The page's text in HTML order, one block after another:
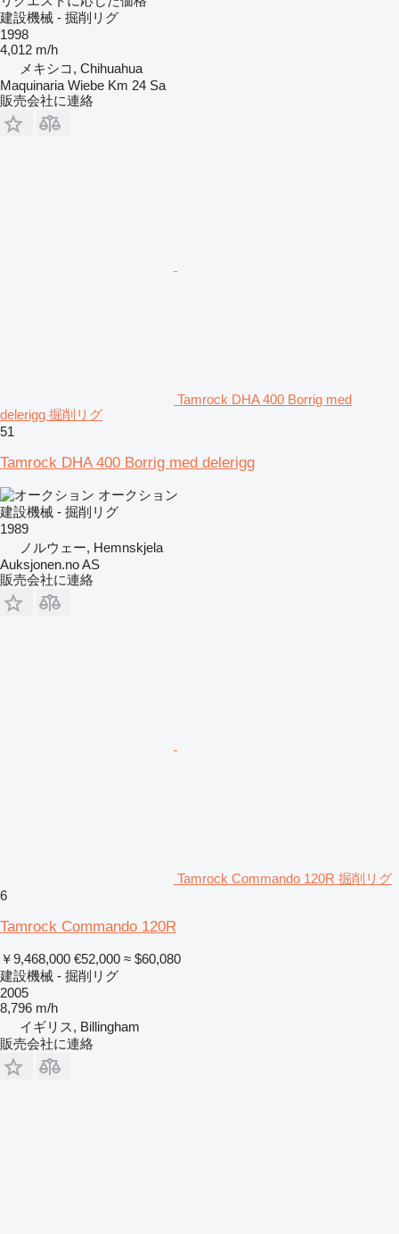
建設機械 - 掘削リグ
1998
4,012 m/h
メキシコ, Chihuahua
Maquinaria Wiebe Km 24 Sa
販売会社に連絡
Tamrock DHA 400 Borrig med
delerigg 掘削リグ
51
Tamrock DHA 400 Borrig med delerigg
オークション
建設機械 - 掘削リグ
1989
ノルウェー, Hemnskjela
Auksjonen.no AS
販売会社に連絡
Tamrock Commando 120R 掘削リグ
6
Tamrock Commando 120R
￥9,468,000 €52,000 ≈ $60,080
建設機械 - 掘削リグ
2005
8,796 m/h
イギリス, Billingham
販売会社に連絡